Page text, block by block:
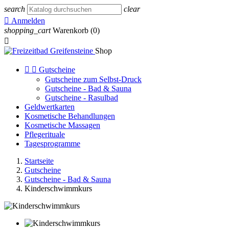
search
clear
 Anmelden
shopping_cart Warenkorb (0)

Shop
  Gutscheine
Gutscheine zum Selbst-Druck
Gutscheine - Bad & Sauna
Gutscheine - Rasulbad
Geldwertkarten
Kosmetische Behandlungen
Kosmetische Massagen
Pflegerituale
Tagesprogramme
Startseite
Gutscheine
Gutscheine - Bad & Sauna
Kinderschwimmkurs